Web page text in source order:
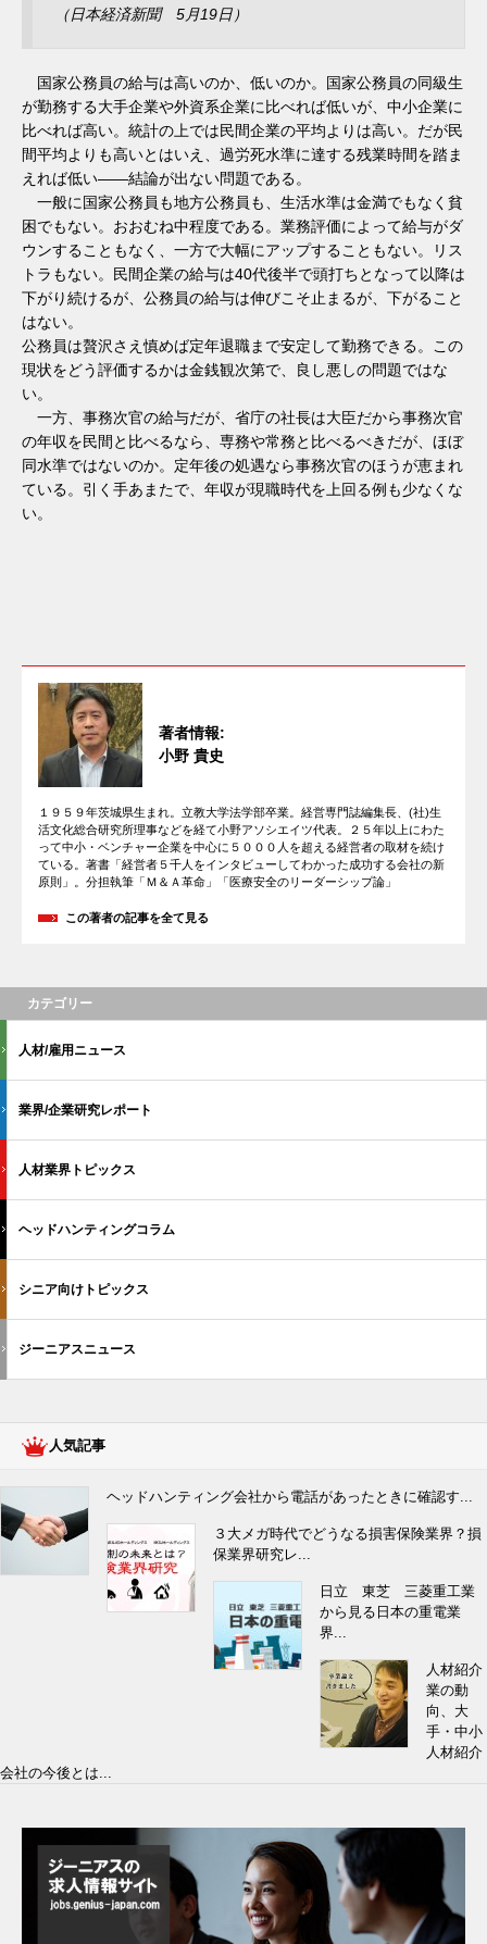
（日本経済新聞 5月19日）
国家公務員の給与は高いのか、低いのか。国家公務員の同級生
が勤務する大手企業や外資系企業に比べれば低いが、中小企業に
比べれば高い。統計の上では民間企業の平均よりは高い。だが民
間平均よりも高いとはいえ、過労死水準に達する残業時間を踏ま
えれば低い――結論が出ない問題である。
一般に国家公務員も地方公務員も、生活水準は金満でもなく貧
困でもない。おおむね中程度である。業務評価によって給与がダ
ウンすることもなく、一方で大幅にアップすることもない。リス
トラもない。民間企業の給与は40代後半で頭打ちとなって以降は
下がり続けるが、公務員の給与は伸びこそ止まるが、下がること
はない。
公務員は贅沢さえ慎めば定年退職まで安定して勤務できる。この
現状をどう評価するかは金銭観次第で、良し悪しの問題ではな
い。
一方、事務次官の給与だが、省庁の社長は大臣だから事務次官
の年収を民間と比べるなら、専務や常務と比べるべきだが、ほぼ
同水準ではないのか。定年後の処遇なら事務次官のほうが恵まれ
ている。引く手あまたで、年収が現職時代を上回る例も少なくな
い。
著者情報:
小野 貴史
１９５９年茨城県生まれ。立教大学法学部卒業。経営専門誌編集長、(社)生
活文化総合研究所理事などを経て小野アソシエイツ代表。２５年以上にわた
って中小・ベンチャー企業を中心に５０００人を超える経営者の取材を続け
ている。著書「経営者５千人をインタビューしてわかった成功する会社の新
原則」。分担執筆「Ｍ＆Ａ革命」「医療安全のリーダーシップ論」
この著者の記事を全て見る
カテゴリー
人材/雇用ニュース
業界/企業研究レポート
人材業界トピックス
ヘッドハンティングコラム
シニア向けトピックス
ジーニアスニュース
人気記事
ヘッドハンティング会社から電話があったときに確認す...
３大メガ時代でどうなる損害保険業界？損
保業界研究レ...
日立 東芝 三菱重工業
から見る日本の重電業
界...
人材紹介
業の動
向、大
手・中小
人材紹介
会社の今後とは...